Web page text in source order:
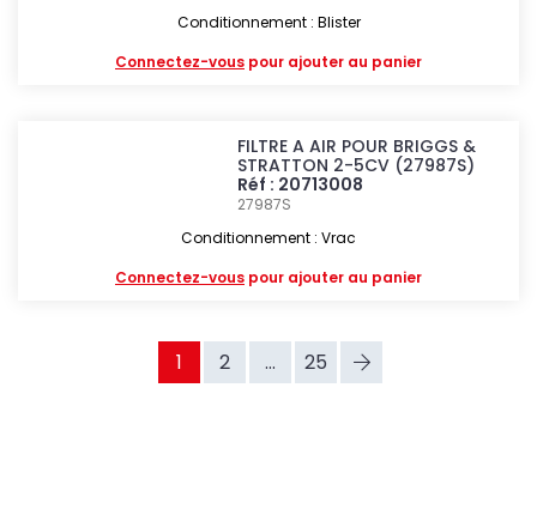
Conditionnement : Blister
Connectez-vous pour ajouter au panier
FILTRE A AIR POUR BRIGGS &
STRATTON 2-5CV (27987S)
Réf : 20713008
27987S
Conditionnement : Vrac
Connectez-vous pour ajouter au panier
1 2 ... 25